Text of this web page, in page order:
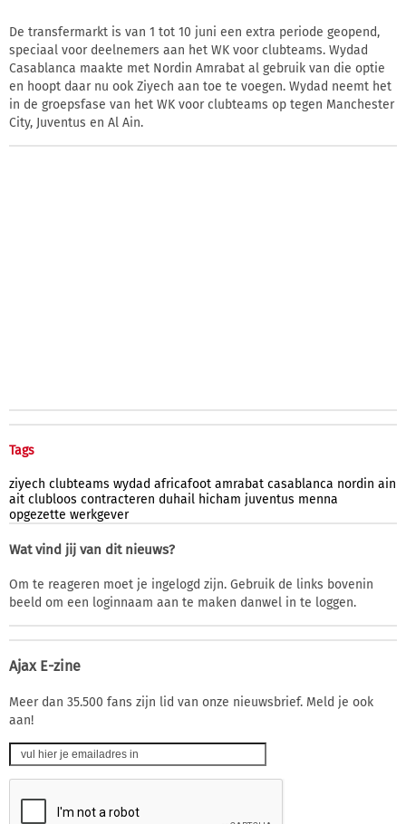
De transfermarkt is van 1 tot 10 juni een extra periode geopend,
speciaal voor deelnemers aan het WK voor clubteams. Wydad
Casablanca maakte met Nordin Amrabat al gebruik van die optie
en hoopt daar nu ook Ziyech aan toe te voegen. Wydad neemt het
in de groepsfase van het WK voor clubteams op tegen Manchester
City, Juventus en Al Ain.
Tags
ziyech clubteams wydad africafoot amrabat casablanca nordin ain
ait clubloos contracteren duhail hicham juventus menna
opgezette werkgever
Wat vind jij van dit nieuws?
Om te reageren moet je ingelogd zijn. Gebruik de links bovenin
beeld om een loginnaam aan te maken danwel in te loggen.
Ajax E-zine
Meer dan 35.500 fans zijn lid van onze nieuwsbrief. Meld je ook
aan!